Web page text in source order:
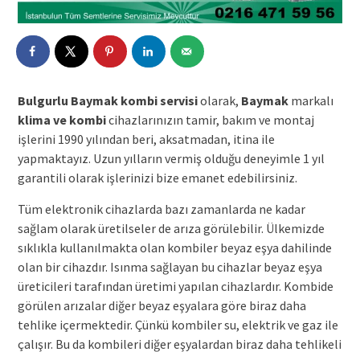
Bulgurlu Baymak kombi servisiolarak, Baymakmarkalı
klima ve kombicihazlarınızın tamir, bakım ve montaj
işlerini 1990 yılından beri, aksatmadan, itina ile
yapmaktayız. Uzun yılların vermiş olduğu deneyimle 1 yıl
garantili olarak işlerinizi bize emanet edebilirsiniz.
Tüm elektronik cihazlarda bazı zamanlarda ne kadar
sağlam olarak üretilseler de arıza görülebilir. Ülkemizde
sıklıkla kullanılmakta olan kombiler beyaz eşya dahilinde
olan bir cihazdır. Isınma sağlayan bu cihazlar beyaz eşya
üreticileri tarafından üretimi yapılan cihazlardır. Kombide
görülen arızalar diğer beyaz eşyalara göre biraz daha
tehlike içermektedir. Çünkü kombiler su, elektrik ve gaz ile
çalışır. Bu da kombileri diğer eşyalardan biraz daha tehlikeli